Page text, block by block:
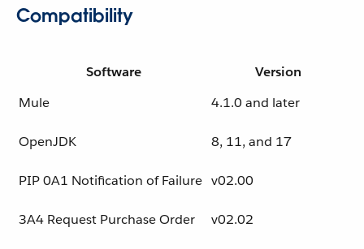
Compatibility
Software
Version
Mule
4.1.0 and later
OpenJDK 8, 11, and 17
PIP 0A1 Notification of Failure v02.00
3A4 Request Purchase Order v02.02